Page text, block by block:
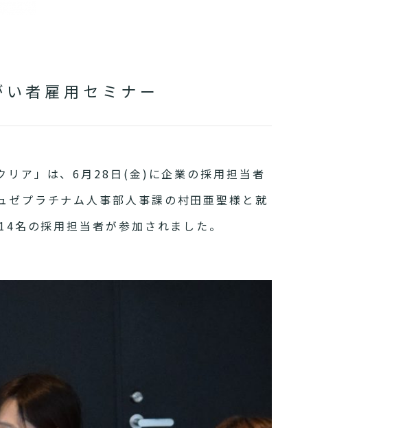
者雇用セミナー
リア」は、6月28日(金)に企業の採用担当者
プラチナム人事部人事課の村田亜聖様と就
名の採用担当者が参加されました。